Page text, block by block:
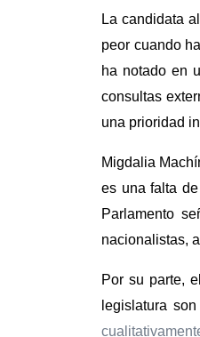
La candidata
peor cuando
ha notado en
consultas
una prioridad
Migdalia
es una falta
Parlamento
nacionalistas,
Por su parte,
legislatura